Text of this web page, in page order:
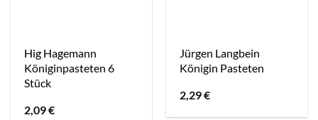
Hig Hagemann
Königinpasteten 6
Stück
2,09€
Jürgen Langbein
Königin Pasteten
2,29€